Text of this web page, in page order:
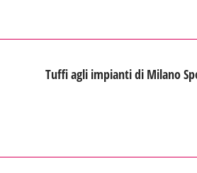
Tuffi agli impianti di Milano